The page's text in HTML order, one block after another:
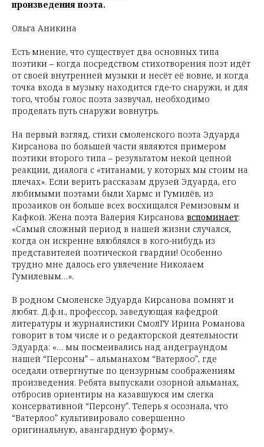
произведения поэта.
Ольга Аникина
Есть мнение, что существует два основных типа
поэтики – когда посредством стихотворения поэт идёт
от своей внутренней музыки и несёт её вовне, и когда
точка входа в музыку находится где-то снаружи, и для
того, чтобы голос поэта зазвучал, необходимо
проделать путь снаружи вовнутрь.
На первый взгляд, стихи смоленского поэта Эдуарда
Кирсанова по большей части являются примером
поэтики второго типа – результатом некой цепной
реакции, диалога с «титанами, у которых мы стоим на
плечах». Если верить рассказам друзей Эдуарда, его
любимыми поэтами были Хармс и Гумилёв, из
прозаиков он больше всех восхищался Ремизовым и
Кафкой. Жена поэта Валерия Кирсанова вспоминает:
«Самый сложный период в нашей жизни случался,
когда он искренне влюблялся в кого-нибудь из
представителей поэтической гвардии! Особенно
трудно мне далось его увлечение Николаем
Гумилевым…».
В родном Смоленске Эдуарда Кирсанова помнят и
любят. Д.ф.н., профессор, заведующая кафедрой
литературы и журналистики СмолГУ Ирина Романова
говорит в том числе и о редакторской деятельности
Эдуарда: «… мы посмеивались над андеграундом
нашей “Персоны” – альманахом “Ватерлоо”, где
оседали отвергнутые по цензурным соображениям
произведения. Ребята выпускали озорной альманах,
отбросив ориентиры на казавшуюся им слегка
консервативной “Персону”. Теперь я осознала, что
“Ватерлоо” культивировало совершенно
оригинальную, авангардную форму».